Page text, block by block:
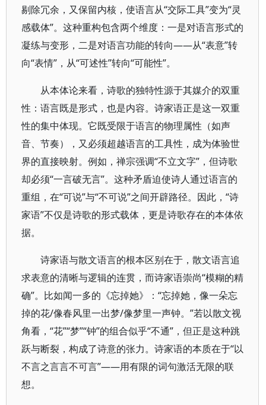
剔除冗余，又保留内核，使语言从“交际工具”变为“灵
感载体”。这种重构包含两个维度：一是对语言形式的
凝练与变形，二是对语言功能的转向——从“表意”转
向“表情”，从“可述性”转向“可能性”。
从本体论来看，诗歌的独特性源于其媒介的双重
性：语言既是形式，也是内容。诗家语正是这一双重
性的集中体现。它既受限于语言的物理属性（如声
音、节奏），又必须超越语言的工具性，成为体验世
界的直接映射。例如，禅宗强调“不立文字”，但诗歌
却必须“一言破无言”。这种矛盾迫使诗人通过语言的
重组，在“可说”与“不可说”之间开辟路径。因此，“诗
家语”不仅是诗歌的形式载体，更是诗歌存在的本体依
据。
诗家语与散文语言的根本区别在于，散文语言追
求表意的清晰与逻辑的连贯，而诗家语崇尚“模糊的精
确”。比如闻一多的《忘掉她》：“忘掉她，像一朵忘
掉的花/像春风里一出梦/像梦里一声钟。”若以散文视
角看，“花”“梦”“钟”的组合似乎“不通”，但正是这种跳
跃与断裂，构成了诗意的张力。诗家语的本质在于“以
不言之言言不可言”——用有限的词句激活无限的联
想。